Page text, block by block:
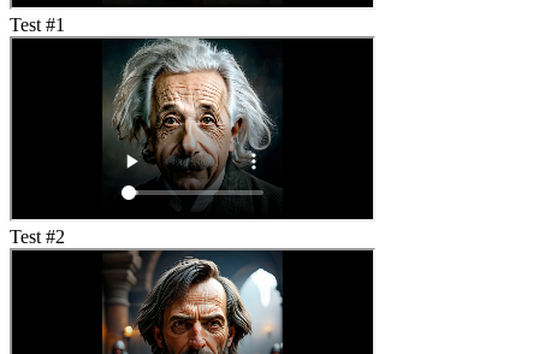
Test #1
Test #2